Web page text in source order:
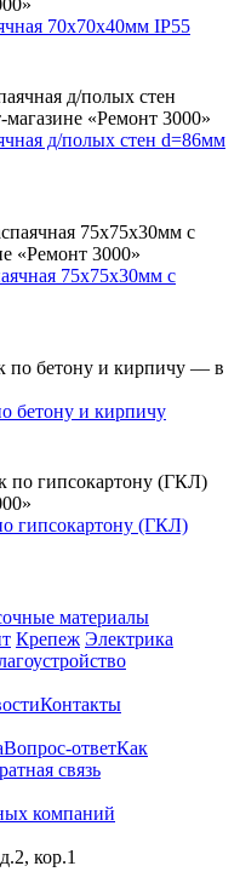
70х70х40мм IP55
д/полых стен d=86мм
75х75х30мм с
бетону и кирпичу
гипсокартону (ГКЛ)
материалы
Крепеж Электрика
Контакты
Вопрос-ответКак
связь
компаний
кор.1